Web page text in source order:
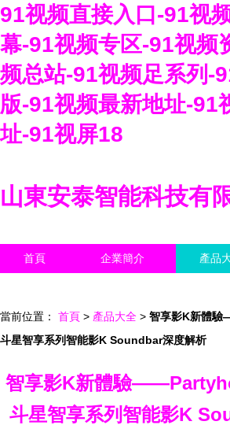
91视频直接入口-91视
幕-91视频专区-91视频
频总站-91视频足系列-
版-91视频最新地址-91
址-91视屏18
山東安泰智能科技有
首頁 企業簡介 產品
當前位置： 首頁 > 產品大全 > 智享影K新體
斗星智享系列智能影K Soundbar深度解析
智享影K新體驗
斗星智享系列智能影K